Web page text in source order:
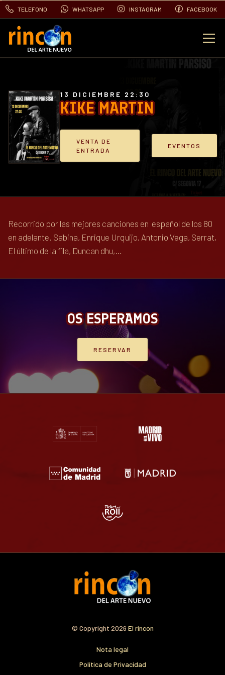
TELEFONO WHATSAPP INSTAGRAM FACEBOOK
KIKE MARTIN
13 DICIEMBRE 22:30
VENTA DE
ENTRADA
EVENTOS
Recorrido por las mejores canciones en español de los 80
en adelante. Sabina, Enrique Urquijo, Antonio Vega, Serrat,
El último de la fila, Duncan dhu,…
OS ESPERAMOS
RESERVAR
© Copyright 2026 El rincon
Nota legal
Política de Privacidad
EVENTOS
FOTOS
CONTACTO